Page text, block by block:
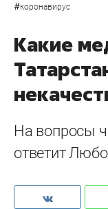
#коронавирус
Какие
На вопросы
ответит